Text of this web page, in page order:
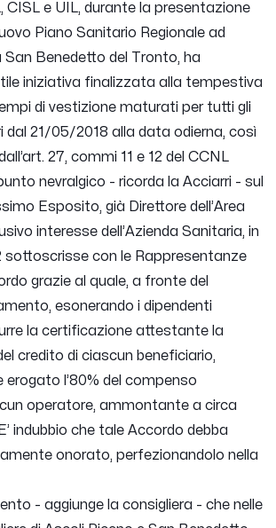
CISL e UIL, durante la presentazione
Piano Sanitario Regionale ad
San Benedetto del Tronto, ha
iniziativa finalizzata alla tempestiva
di vestizione maturati per tutti gli
dal 21/05/2018 alla data odierna, così
27, commi 11 e 12 del CCNL
nevralgico - ricorda la Acciarri - sul
Esposito, già Direttore dell’Area
interesse dell’Azienda Sanitaria, in
con le Rappresentanze
grazie al quale, a fronte del
esonerando i dipendenti
la certificazione attestante la
credito di ciascun beneficiario,
erogato l’80% del compenso
operatore, ammontante a circa
indubbio che tale Accordo debba
onorato, perfezionandolo nella
- aggiunge la consigliera - che nelle